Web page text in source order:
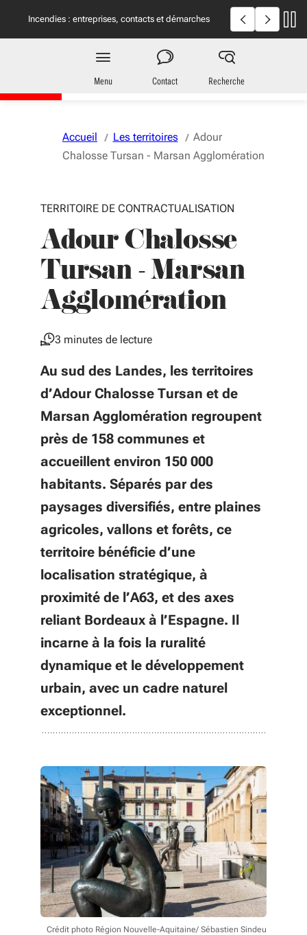
Incendies : entreprises, contacts et démarches
Incendies en
utiles
Territoires
en Nouvelle-Aquitaine
Menu Contact Recherche
Accueil Les territoires
Adour
Chalosse Tursan - Marsan Agglomération
TERRITOIRE DE CONTRACTUALISATION
Adour Chalosse
Tursan - Marsan
Agglomération
3 minutes de lecture
Au sud des Landes, les territoires
d’Adour Chalosse Tursan et de
Marsan Agglomération regroupent
près de 158 communes et
accueillent environ 150 000
habitants. Séparés par des
paysages diversifiés, entre plaines
agricoles, vallons et forêts, ce
territoire bénéficie d’une
localisation stratégique, à
proximité de l’A63, et des axes
reliant Bordeaux à l’Espagne. Il
incarne à la fois la ruralité
dynamique et le développement
urbain, avec un cadre naturel
exceptionnel.
Crédit photo Région Nouvelle-Aquitaine/ Sébastien Sindeu